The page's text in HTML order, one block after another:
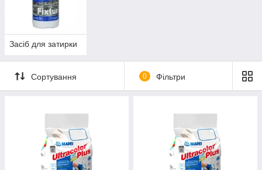
Засіб для затирки
Сортування 0 Фільтри